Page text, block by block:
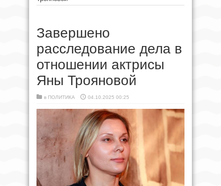
Завершено
расследование дела в
отношении актрисы
Яны Трояновой
в ПОЛИТИКА 04.10.2025 00:25